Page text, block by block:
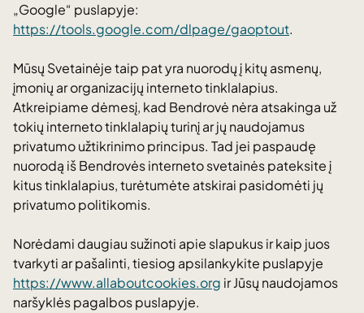
„Google“ puslapyje:
https://tools.google.com/dlpage/gaoptout.
Mūsų Svetainėje taip pat yra nuorodų į kitų asmenų,
įmonių ar organizacijų interneto tinklalapius.
Atkreipiame dėmesį, kad Bendrovė nėra atsakinga už
tokių interneto tinklalapių turinį ar jų naudojamus
privatumo užtikrinimo principus. Tad jei paspaudę
nuorodą iš Bendrovės interneto svetainės pateksite į
kitus tinklalapius, turėtumėte atskirai pasidomėti jų
privatumo politikomis.
Norėdami daugiau sužinoti apie slapukus ir kaip juos
tvarkyti ar pašalinti, tiesiog apsilankykite puslapyje
https://www.allaboutcookies.org ir Jūsų naudojamos
naršyklės pagalbos puslapyje.